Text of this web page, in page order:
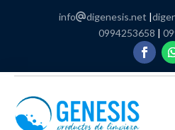
info digenesis.net |
0994253658 |